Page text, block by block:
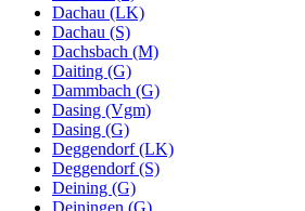
Dachau (LK)
Dachau (S)
Dachsbach (M)
Daiting (G)
Dammbach (G)
Dasing (Vgm)
Dasing (G)
Deggendorf (LK)
Deggendorf (S)
Deining (G)
Deiningen (G)